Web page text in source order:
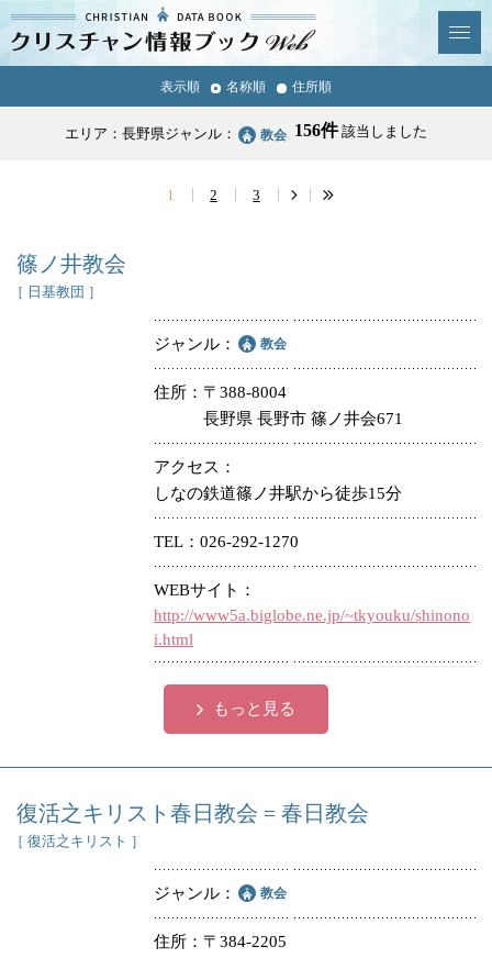
情報ブックとは
News & Topics
学校・幼稚園・神学校
医療・福祉
各種団体
お店・企業・その他
表示順 名称順 住所順
エリア：長野県ジャンル： 教会 156件該当しました
1 2 3
篠ノ井教会
［ 日基教団 ］
ジャンル 教会
住所
〒388-8004
長野県 長野市 篠ノ井会671
アクセス
しなの鉄道篠ノ井駅から徒歩15分
TEL 026-292-1270
WEBサイト
http://www5a.biglobe.ne.jp/~tkyouku/shinono
i.html
もっと見る
復活之キリスト春日教会 = 春日教会
［ 復活之キリスト ］
ジャンル 教会
住所
〒384-2205